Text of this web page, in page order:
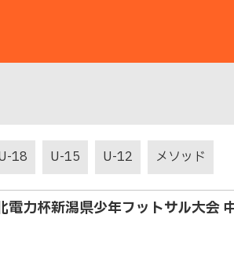
18 U-15 U-12 メソッド
力杯新潟県少年フットサル大会